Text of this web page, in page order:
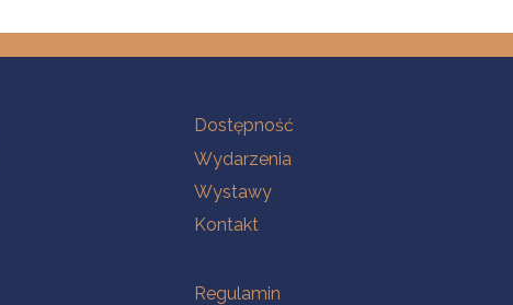
Na skróty
Dostępność
Wydarzenia
Wystawy
Kontakt
Na skróty
Regulamin